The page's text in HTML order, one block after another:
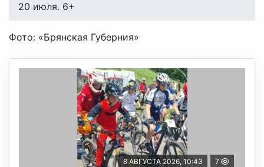
20 июля. 6+
Фото: «Брянская Губерния»
8 АВГУСТА 2026, 10:43 7